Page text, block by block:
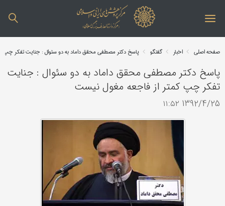
صفحه اصلی اخبار گفتگو پاسخ دکتر مصطفی محقق داماد به دو سئوال : جنایت تفکر چپ
پاسخ دکتر مصطفی محقق داماد به دو سئوال : جنایت
تفکر چپ کمتر از فاجعه مغول نیست
1392/4/25 ۱۱:۵۲